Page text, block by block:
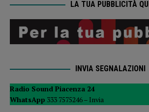
LA TUA PUBBLICITÀ QUI
INVIA SEGNALAZIONI
Radio Sound Piacenza 24
WhatsApp 333 7575246 – Invia